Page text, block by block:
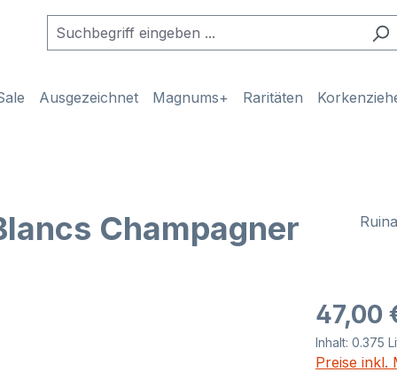
Ausgezeichnet Magnums+ Raritäten
Champagner
Regulärer
47,00
Inhalt: 0.375
Preise inkl.